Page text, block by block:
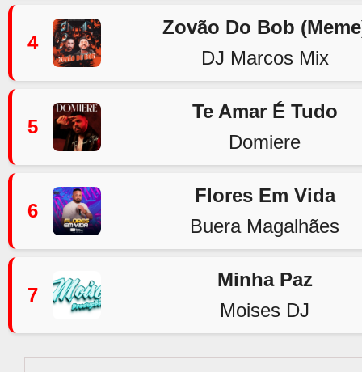
4
Zovão Do Bob
DJ Marcos Mix
5
Te Amar É Tudo
Domiere
6
Flores Em Vida
Buera Magalhães
7
Minha Paz
Moises DJ